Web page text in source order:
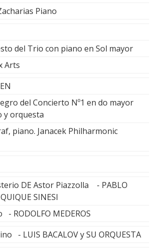
Piano
del Trio con piano en Sol mayor
Arts
del Concierto Nº1 en do mayor
y orquesta
piano. Janacek Philharmonic
DE Astor Piazzolla - PABLO
SINESI
- RODOLFO MEDEROS
- LUIS BACALOV y SU ORQUESTA